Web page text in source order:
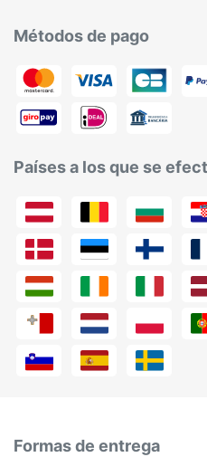
Métodos de pago
Países a los que se
Formas de entrega